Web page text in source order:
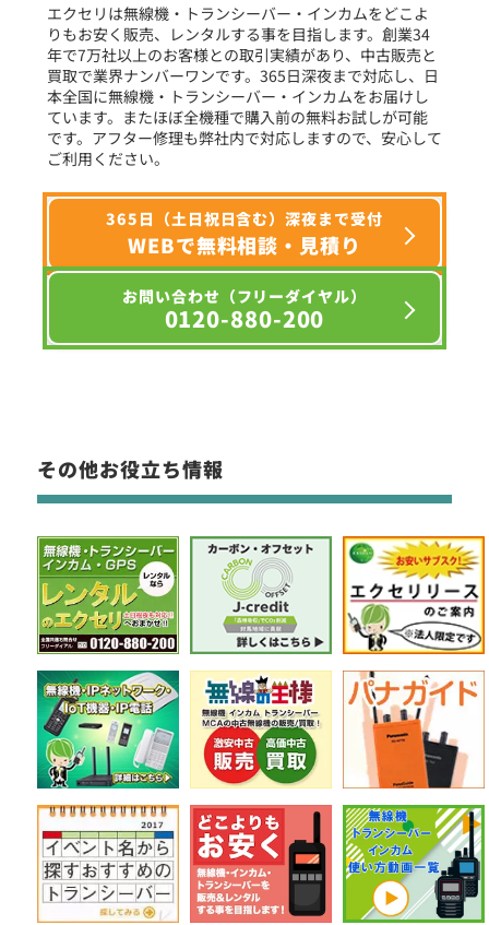
選択条件をリセット
エクセリは無線機・トランシーバー・インカムをどこよ
りもお安く販売、レンタルする事を目指します。創業34
年で7万社以上のお客様との取引実績があり、中古販売と
買取で業界ナンバーワンです。365日深夜まで対応し、日
本全国に無線機・トランシーバー・インカムをお届けし
ています。またほぼ全機種で購入前の無料お試しが可能
です。アフター修理も弊社内で対応しますので、安心して
ご利用ください。
365日（土日祝日含む）深夜まで受付
WEBで無料相談・見積り
お問い合わせ（フリーダイヤル）
0120-880-200
その他お役立ち情報